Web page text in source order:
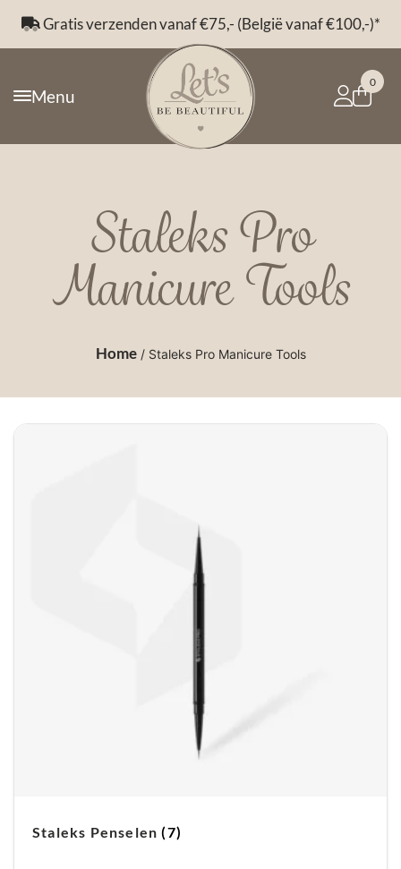
Gratis verzenden vanaf €75,- (België vanaf €100,-)*
Menu
0
Staleks Pro
Manicure Tools
Home/ Staleks Pro Manicure Tools
Staleks Penselen(7)